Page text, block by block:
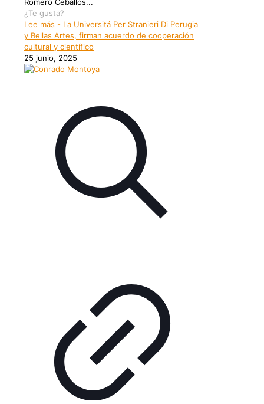
Romero Ceballos...
¿Te gusta?
Lee más - La Universitá Per Stranieri Di Perugia
y Bellas Artes, firman acuerdo de cooperación
cultural y científico
25 junio, 2025